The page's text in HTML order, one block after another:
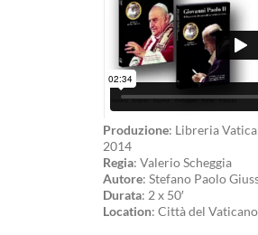
Produzione: Libreria
2014
Regia: Valerio Scheggia
Autore: Stefano Paolo
Durata: 2 x 50′
Location: Città del